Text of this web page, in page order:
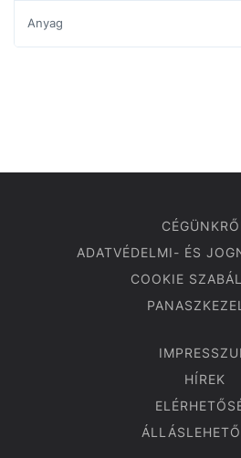
Anyag
ADATVÉDELMI- ÉS
COOKIE
HÍREK